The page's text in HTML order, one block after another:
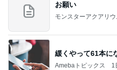
お願い
モンスターアクアリ
緩くやって61本に
Amebaトピックス 1